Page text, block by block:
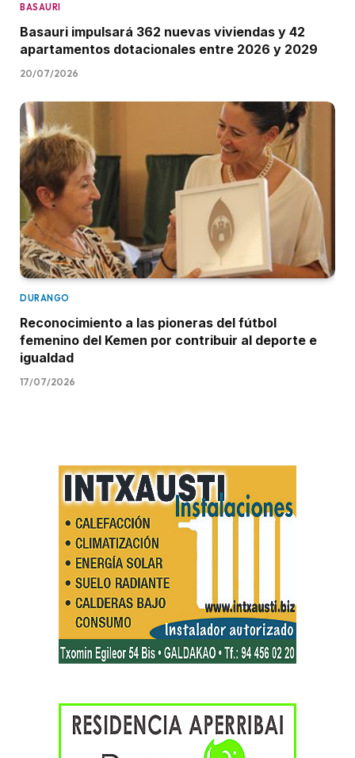
BASAURI
Basauri impulsará 362 nuevas viviendas y 42
apartamentos dotacionales entre 2026 y 2029
20/07/2026
DURANGO
Reconocimiento a las pioneras del fútbol
femenino del Kemen por contribuir al deporte e
igualdad
17/07/2026